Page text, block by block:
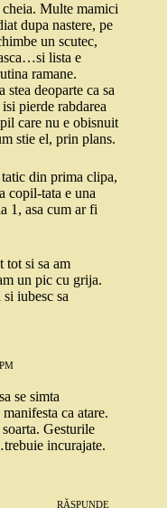
cheia. Multe mamici
dupa nastere, pe
un scutec,
lista e
ramane.
stea deoparte ca sa
pierde rabdarea
care nu e obisnuit
stie el, prin plans.
din prima clipa,
copil-tata e una
1, asa cum ar fi
tot si sa am
un pic cu grija.
iubesc sa
se simta
ca atare.
Gesturile
incurajate.
RĂSPUNDE